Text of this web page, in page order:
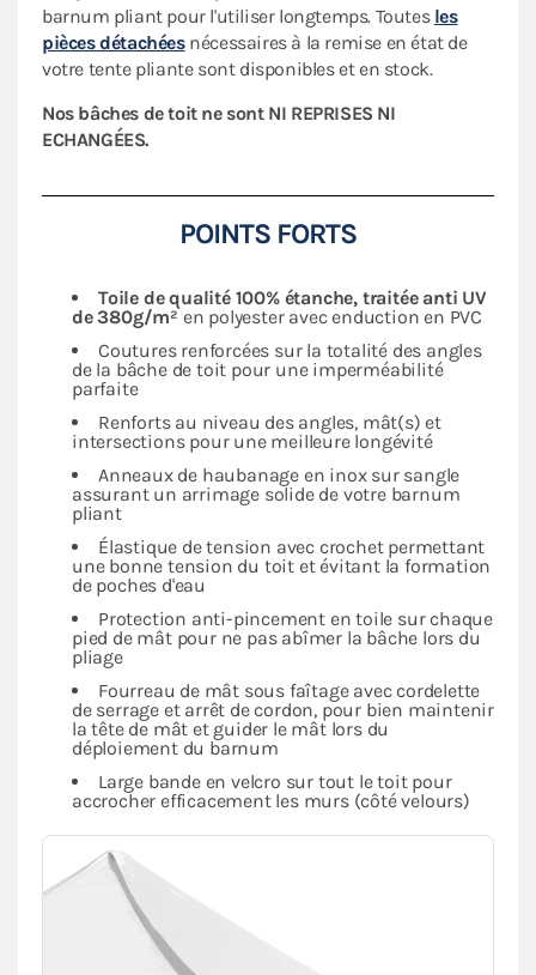
barnum pliant pour l'utiliser longtemps. Toutes les
pièces détachéesnécessaires à la remise en état de
votre tente pliante sont disponibles et en stock.
Nos bâches de toit ne sont NI REPRISES NI
ECHANGÉES.
POINTS FORTS
Toile de qualité 100% étanche, traitée anti UV
de 380g/m² en polyester avec enduction en PVC
Coutures renforcées sur la totalité des angles
de la bâche de toit pour une imperméabilité
parfaite
Renforts au niveau des angles, mât(s) et
intersections pour une meilleure longévité
Anneaux de haubanage en inox sur sangle
assurant un arrimage solide de votre barnum
pliant
Élastique de tension avec crochet permettant
une bonne tension du toit et évitant la formation
de poches d'eau
Protection anti-pincement en toile sur chaque
pied de mât pour ne pas abîmer la bâche lors du
pliage
Fourreau de mât sous faîtage avec cordelette
de serrage et arrêt de cordon, pour bien maintenir
la tête de mât et guider le mât lors du
déploiement du barnum
Large bande en velcro sur tout le toit pour
accrocher efficacement les murs (côté velours)